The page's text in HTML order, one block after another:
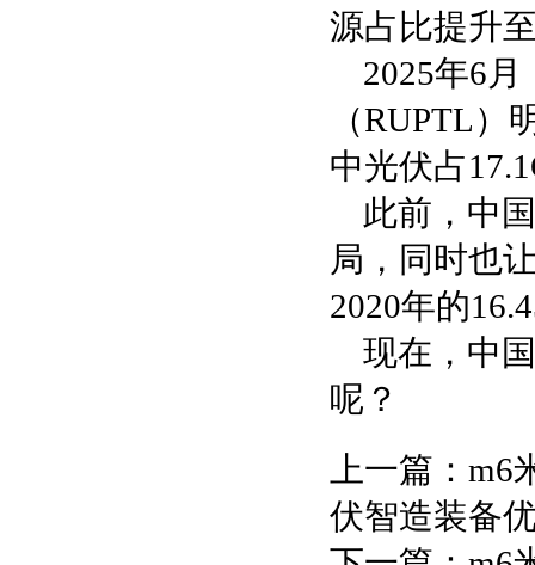
源占比提升
2025年6
（RUPTL
中光伏占
此前，中
局，同时也
2020年的
现在，中
呢？
上一篇： m6
伏智造装备